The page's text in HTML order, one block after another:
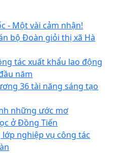
- Một vài cảm nhận!
bộ Đoàn giỏi thị xã Hà
tác xuất khẩu lao động
năm
36 tài năng sáng tạo
những ước mơ
ở Đồng Tiến
lớp nghiệp vụ công tác